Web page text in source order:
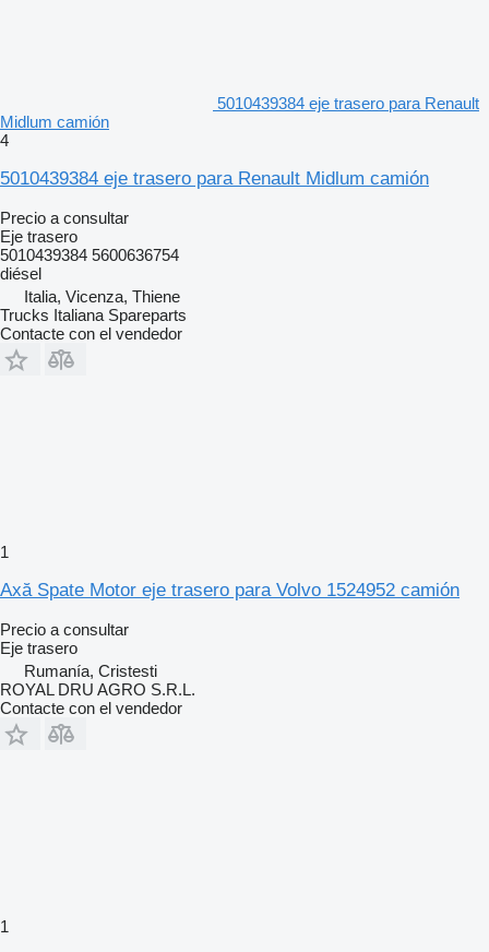
5010439384 eje trasero para Renault
Midlum camión
4
5010439384 eje trasero para Renault Midlum camión
Precio a consultar
Eje trasero
5010439384 5600636754
diésel
Italia, Vicenza, Thiene
Trucks Italiana Spareparts
Contacte con el vendedor
1
Axă Spate Motor eje trasero para Volvo 1524952 camión
Precio a consultar
Eje trasero
Rumanía, Cristesti
ROYAL DRU AGRO S.R.L.
Contacte con el vendedor
1